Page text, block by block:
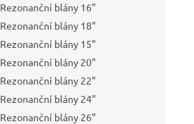
Rezonanční blány 16"
Rezonanční blány 18"
Rezonanční blány 15"
Rezonanční blány 20"
Rezonanční blány 22"
Rezonanční blány 24"
Rezonanční blány 26"